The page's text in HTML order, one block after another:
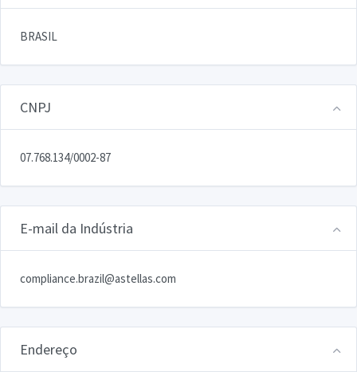
BRASIL
CNPJ
07.768.134/0002-87
E-mail da Indústria
compliance.brazil@astellas.com
Endereço